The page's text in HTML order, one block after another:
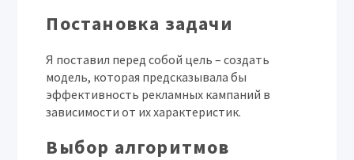
Постановка задачи
Я поставил перед собой цель – создать
модель, которая предсказывала бы
эффективность рекламных кампаний в
зависимости от их характеристик.
Выбор алгоритмов